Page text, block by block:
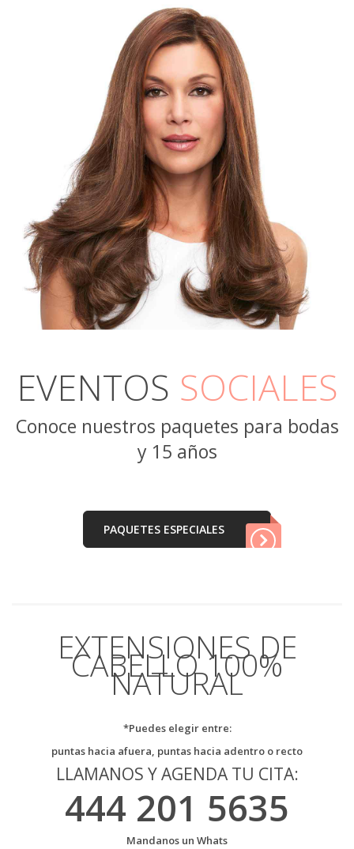
EVENTOS SOCIALES
Conoce nuestros paquetes para bodas
y 15 años
PAQUETES ESPECIALES
EXTENSIONES DE
CABELLO 100%
NATURAL
*Puedes elegir entre:
puntas hacia afuera, puntas hacia adentro o recto
LLAMANOS Y AGENDA TU CITA:
444 201 5635
Mandanos un Whats